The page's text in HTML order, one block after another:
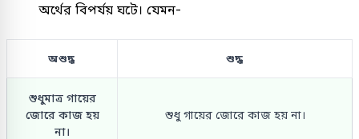
অর্থের বিপর্যয় ঘটে। যেমন-
অশুদ্ধ শুদ্ধ
শুধুমাত্র গায়ের
জোরে কাজ হয়
না।
শুধু গায়ের জোরে কাজ হয় না।